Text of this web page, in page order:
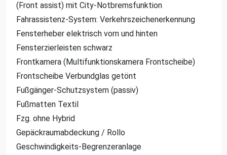
(Front assist) mit City-Notbremsfunktion
Fahrassistenz-System: Verkehrszeichenerkennung
Fensterheber elektrisch vorn und hinten
Fensterzierleisten schwarz
Frontkamera (Multifunktionskamera Frontscheibe)
Frontscheibe Verbundglas getönt
Fußgänger-Schutzsystem (passiv)
Fußmatten Textil
Fzg. ohne Hybrid
Gepäckraumabdeckung / Rollo
Geschwindigkeits-Begrenzeranlage